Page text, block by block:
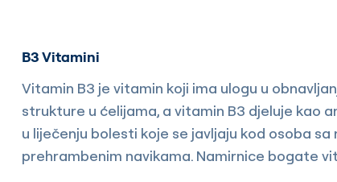
B3 Vitamini
Vitamin B3 je vitamin koji ima ulogu u
strukture u ćelijama, a vitamin B3 djeluje kao
u liječenju bolesti koje se javljaju kod osoba
prehrambenim navikama. Namirnice bogate